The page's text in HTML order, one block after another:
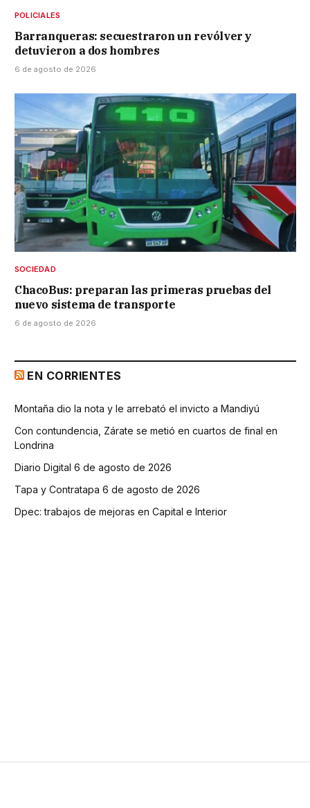
POLICIALES
Barranqueras: secuestraron un revólver y
detuvieron a dos hombres
6 de agosto de 2026
SOCIEDAD
ChacoBus: preparan las primeras pruebas del
nuevo sistema de transporte
6 de agosto de 2026
EN CORRIENTES
Montaña dio la nota y le arrebató el invicto a Mandiyú
Con contundencia, Zárate se metió en cuartos de final en
Londrina
Diario Digital 6 de agosto de 2026
Tapa y Contratapa 6 de agosto de 2026
Dpec: trabajos de mejoras en Capital e Interior